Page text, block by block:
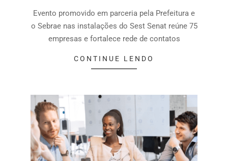
Evento promovido em parceria pela Prefeitura e
o Sebrae nas instalações do Sest Senat reúne 75
empresas e fortalece rede de contatos
CONTINUE LENDO